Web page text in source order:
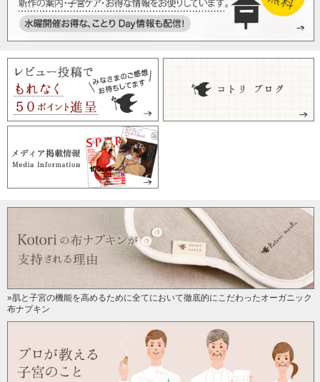
»肌と子宮の機能を高めるために全てにおいて徹底的にこだわったオーガニック
布ナプキン